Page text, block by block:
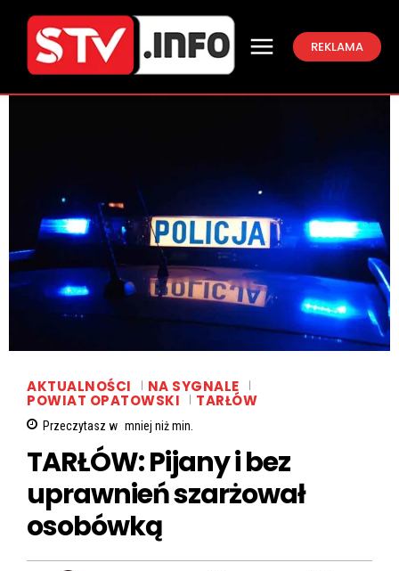
REKLAMA
AKTUALNOŚCI NA SYGNALE
POWIAT OPATOWSKI TARŁÓW
Przeczytasz w mniej niżmin.
TARŁÓW: Pijany i bez
uprawnień szarżował
osobówką